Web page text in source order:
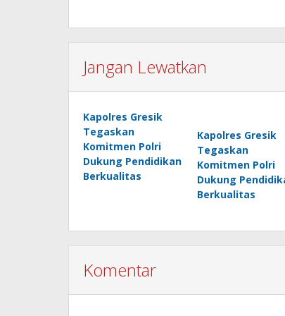
Jangan Lewatkan
Kapolres Gresik
Tegaskan
Komitmen Polri
Dukung Pendidikan
Berkualitas
Kapolres Gresik
Tegaskan
Komitmen Polri
Dukung
Berkualitas
Komentar